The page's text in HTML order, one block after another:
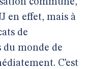
commune,
en effet, mais à
de
du monde de
C’est